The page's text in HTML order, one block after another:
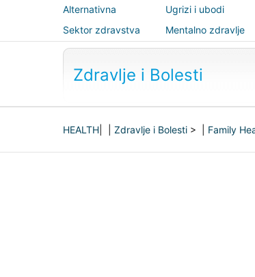
Alternativna
medicina
Ugrizi i ubodi
Sektor zdravstva
Mentalno zdravlje
Zdravlje i Bolesti
HEALTH Zdravlje i Bolesti > | Family